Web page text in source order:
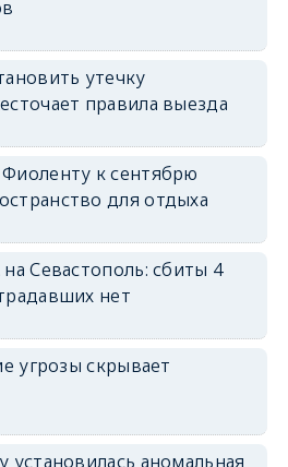
утечку
правила выезда
к сентябрю
для отдыха
Севастополь: сбиты 4
нет
угрозы скрывает
аномальная